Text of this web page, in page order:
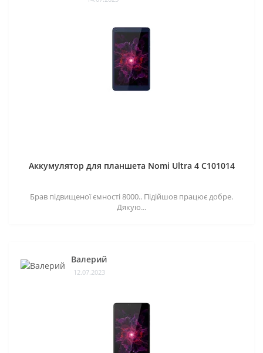
Аккумулятор для планшета Nomi Ultra 4 C101014
Брав підвищеної ємності 8000.. Підійшов працює добре.
Дякую...
Валерий
12.07.2023